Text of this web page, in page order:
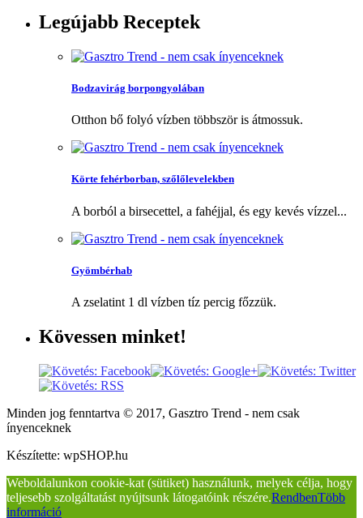
Legújabb Receptek
Bodzavirág borpongyolában
Otthon bő folyó vízben többször is átmossuk.
Körte fehérborban, szőlőlevelekben
A borból a birsecettel, a fahéjjal, és egy kevés vízzel...
Gyömbérhab
A zselatint 1 dl vízben tíz percig főzzük.
Kövessen minket!
Minden jog fenntartva © 2017, Gasztro Trend - nem csak
ínyenceknek
Készítette: wpSHOP.hu
Weboldalunkon cookie-kat (sütiket) használunk, melyek célja, hogy
teljesebb szolgáltatást nyújtsunk látogatóink részére.RendbenTöbb
információ